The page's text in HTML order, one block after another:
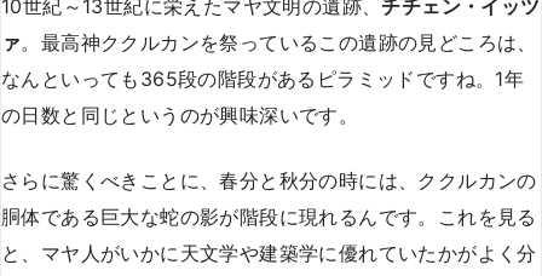
10世紀～13世紀に栄えたマヤ文明の遺跡、チチェン・イッツ
ァ。最高神ククルカンを祭っているこの遺跡の見どころは、
なんといっても365段の階段があるピラミッドですね。1年
の日数と同じというのが興味深いです。
さらに驚くべきことに、春分と秋分の時には、ククルカンの
胴体である巨大な蛇の影が階段に現れるんです。これを見る
と、マヤ人がいかに天文学や建築学に優れていたかがよく分